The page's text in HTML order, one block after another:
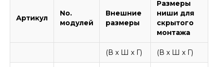
Артикул
No.
модулей
Внешние
размеры
Размеры
ниши для
скрытого
монтажа
(В х Ш х Г) (В х Ш х Г)